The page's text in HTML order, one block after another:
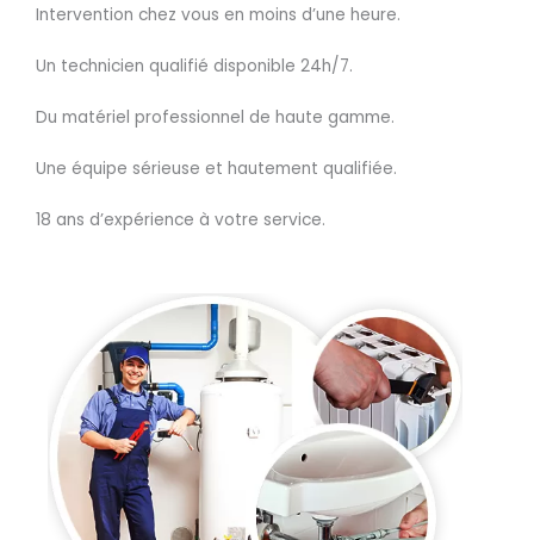
Intervention chez vous en moins d’une heure.
Un technicien qualifié disponible 24h/7.
Du matériel professionnel de haute gamme.
Une équipe sérieuse et hautement qualifiée.
18 ans d’expérience à votre service.